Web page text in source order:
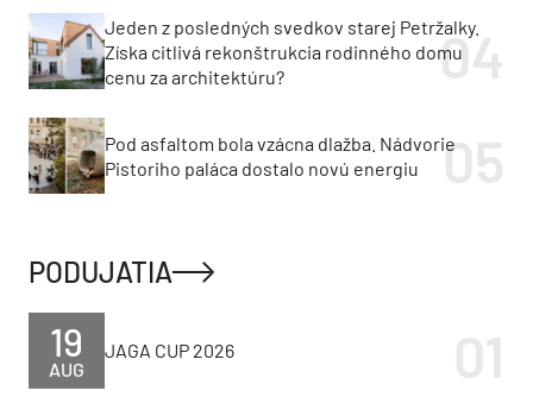
Jeden z posledných svedkov starej Petržalky.
Získa citlivá rekonštrukcia rodinného domu
cenu za architektúru?
Pod asfaltom bola vzácna dlažba. Nádvorie
Pistoriho paláca dostalo novú energiu
PODUJATIA
AUG
19 JAGA CUP 2026